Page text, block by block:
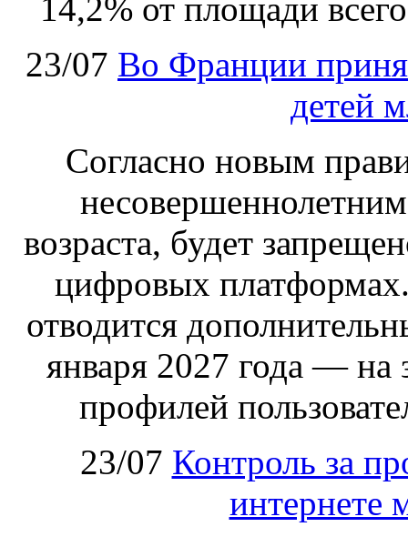
14,2% от площади
23/07 Во Франции
детей
Согласно новым
возраста, будет
цифровых
отводится
января 2027 года —
профилей
23/07 Контроль за
интернете